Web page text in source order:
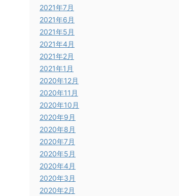
2021年7月
2021年6月
2021年5月
2021年4月
2021年2月
2021年1月
2020年12月
2020年11月
2020年10月
2020年9月
2020年8月
2020年7月
2020年5月
2020年4月
2020年3月
2020年2月